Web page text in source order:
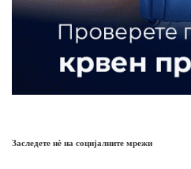
Заследете нѐ на социјалните мрежи